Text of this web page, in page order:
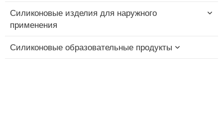
Силиконовая игрушка-прорезыватель для
зубов "Кошка
Силиконовая жевательная игрушка для собак
Силиконовые изделия для наружного
применения
Силиконовая складная чашка
Силиконовые образовательные продукты